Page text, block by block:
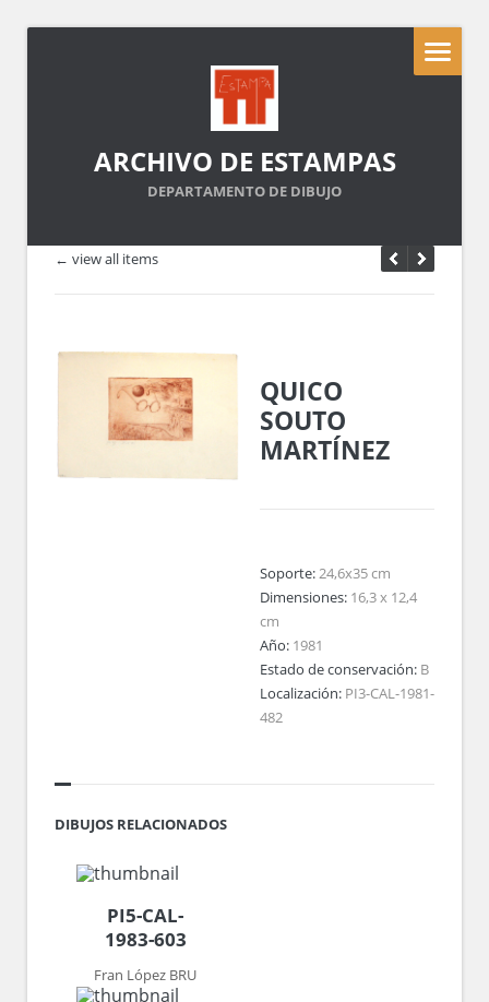
ARCHIVO DE ESTAMPAS
DEPARTAMENTO DE DIBUJO
← view all items
QUICO
SOUTO
MARTÍNEZ
Soporte:24,6x35 cm
Dimensiones: 16,3 x 12,4
cm
Año: 1981
Estado de conservación: B
Localización: PI3-CAL-1981-
482
DIBUJOS RELACIONADOS
PI5-CAL-
1983-603
Fran López BRU